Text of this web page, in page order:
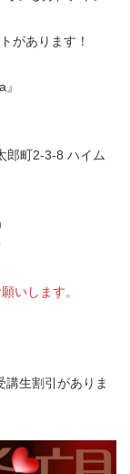
があります！
郎町2-3-8 ハイム
いします。
講生割引がありま